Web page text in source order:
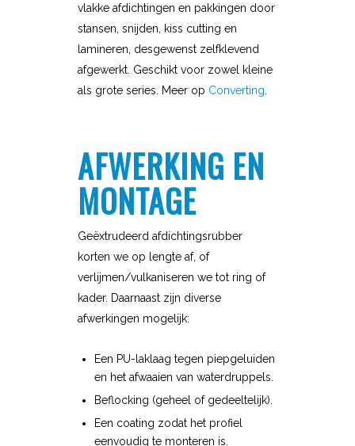
vlakke afdichtingen en pakkingen door
stansen, snijden, kiss cutting en
lamineren, desgewenst zelfklevend
afgewerkt. Geschikt voor zowel kleine
als grote series. Meer op Converting.
AFWERKING EN
MONTAGE
Geëxtrudeerd afdichtingsrubber
korten we op lengte af, of
verlijmen/vulkaniseren we tot ring of
kader. Daarnaast zijn diverse
afwerkingen mogelijk:
Een PU-laklaag tegen piepgeluiden
en het afwaaien van waterdruppels.
Beflocking (geheel of gedeeltelijk).
Een coating zodat het profiel
eenvoudig te monteren is.